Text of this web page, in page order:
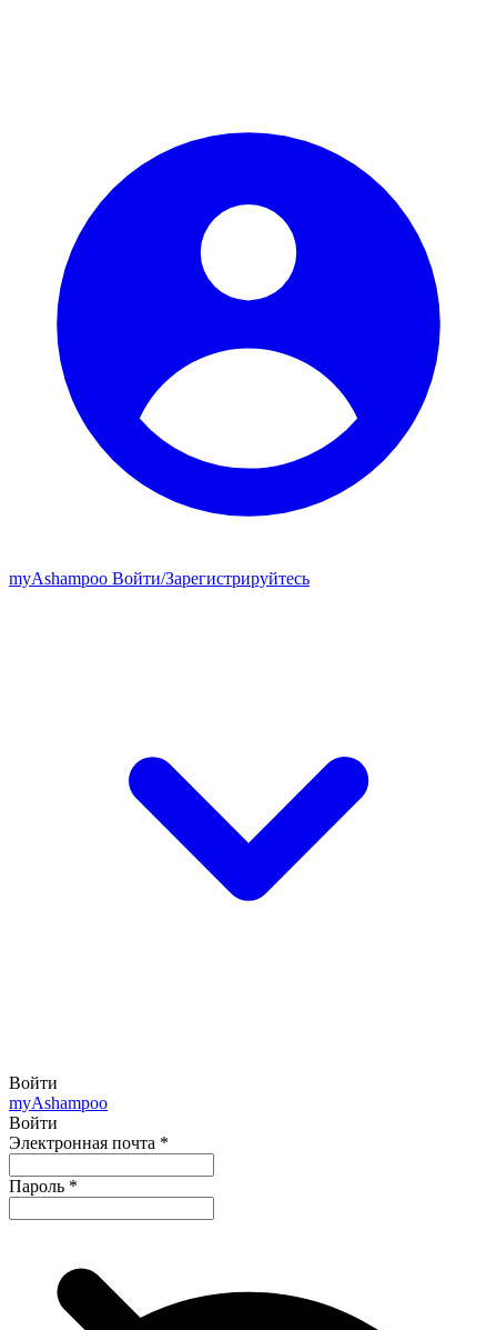
myAshampoo Войти/Зарегистрируйтесь
Войти
myAshampoo
Войти
Электронная почта *
Пароль *